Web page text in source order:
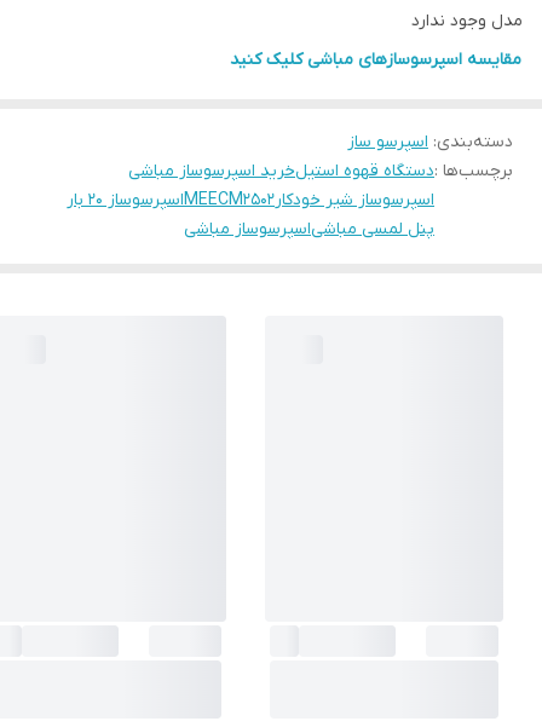
مدل وجود ندارد
مقایسه اسپرسوسازهای مباشی کلیک کنید
دسته‌بندی: اسپرسو ساز
برچسب‌ها :دستگاه قهوه استیلخرید اسپرسوساز مباشی
اسپرسوساز شیر خودکارMEECM2502اسپرسوساز ۲۰ بار
پنل لمسی مباشیاسپرسوساز مباشی